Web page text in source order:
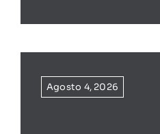
Agosto 4, 2026